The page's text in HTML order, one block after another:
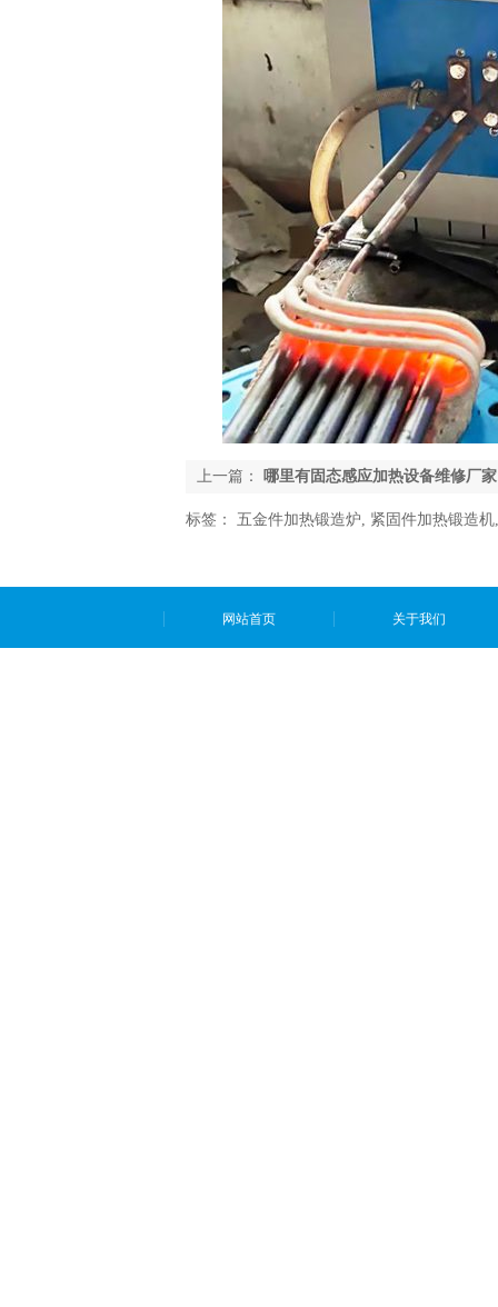
上一篇： 哪里有固态感应加热设备维修厂家
标签： 五金件加热锻造炉, 紧固件加热锻造机
网站首页 关于我们